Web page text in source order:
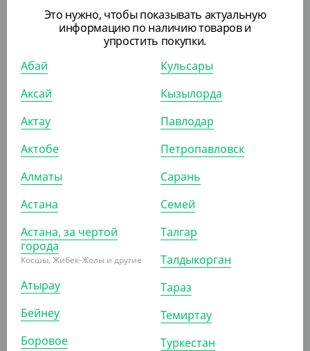
АРТ. 13062
-18%
695
Вилка фуршетная, прозрачная, 100 мм, Buffet
Это нужно, чтобы показывать актуальную
информацию по наличию товаров и
упростить покупки.
Абай
Аксай
Актау
Актобе
Алматы
Астана
Астана, за чертой
города
Косшы, Жибек-Жолы и другие
Атырау
Бейнеу
Боровое
Кульсары
Кызылорда
Павлодар
Петропавловск
Сарань
Семей
Талгар
Талдыкорган
Тараз
Темиртау
Туркестан